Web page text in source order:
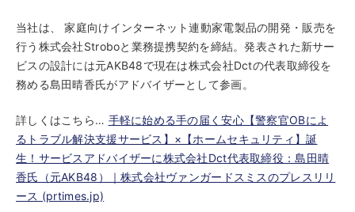
当社は、 家庭向けインターネット連動家電製品の開発・販売を
行う株式会社Stroboと業務提携契約を締結。発表された新サー
ビスの設計には元AKB48で現在は株式会社Dctの代表取締役を
務める島田晴香氏がアドバイザーとして参画。
詳しくはこちら… 手軽に始める手の届く安心【警察官OBによ
るトラブル解決支援サービス】×【ホームセキュリティ】誕
生！サービスアドバイザーに株式会社Dct代表取締役：島田晴
香氏（元AKB48）｜株式会社ヴァンガードスミスのプレスリリ
ース (prtimes.jp)